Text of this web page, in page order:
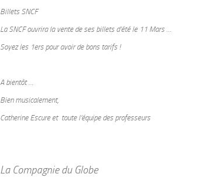
Billets SNCF
La SNCF ouvrira la vente de ses billets d’été le11 Mars …
Soyez les 1ers pour avoir de bons tarifs !
A bientôt …
Bien musicalement,
Catherine Escure et toute l’équipe des professeurs
La Compagnie du Globe